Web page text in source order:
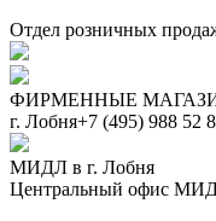
Отдел розничных
ФИРМЕННЫЕ
г. Лобня+7 (495) 988 52
МИДЛ в г. Лобня
Центральный офис